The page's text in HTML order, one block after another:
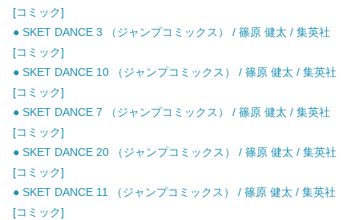
[コミック]
● SKET DANCE 3 （ジャンプコミックス） / 篠原 健太 / 集英社
[コミック]
● SKET DANCE 10 （ジャンプコミックス） / 篠原 健太 / 集英社
[コミック]
● SKET DANCE 7 （ジャンプコミックス） / 篠原 健太 / 集英社
[コミック]
● SKET DANCE 20 （ジャンプコミックス） / 篠原 健太 / 集英社
[コミック]
● SKET DANCE 11 （ジャンプコミックス） / 篠原 健太 / 集英社
[コミック]